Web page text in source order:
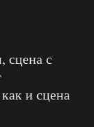
сцена с
и сцена